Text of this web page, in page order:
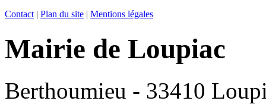
Contact | Plan du site | Mentions légales
Mairie de Loupiac
Berthoumieu - 33410